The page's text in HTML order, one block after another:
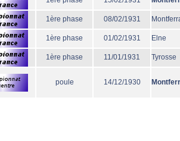
1ère phase 08/02/1931
1ère phase 01/02/1931 Elne
1ère phase 11/01/1931 Tyrosse
poule 14/12/1930